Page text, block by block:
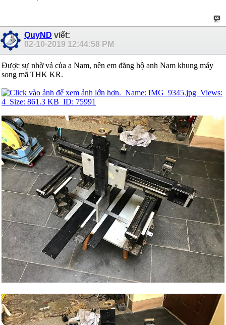
QuyND viết:
02-10-2019 12:44:58 PM
Được sự nhờ vả của a Nam, nên em đăng hộ anh Nam khung máy
song mã THK KR.